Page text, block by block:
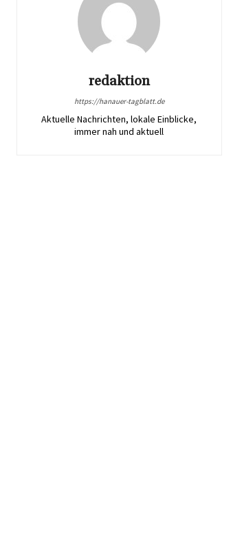
redaktion
https://hanauer-tagblatt.de
Aktuelle Nachrichten, lokale Einblicke,
immer nah und aktuell